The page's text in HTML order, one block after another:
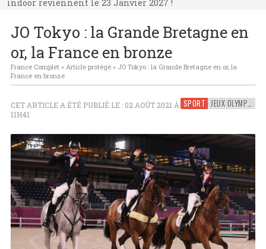
indoor reviennent le 23 Janvier 2027 !
indoor reviennent le 23 Janvier 2027 !
JO Tokyo : la Grande Bretagne en
or, la France en bronze
France Complet» Article protégé» JO Tokyo : la Grande Bretagne en or, la
France en bronze
SPORT JEUX OLYMPIQUES
CET ARTICLE A ÉTÉ PUBLIÉ LE : 02 AOÛT 2021 À
11H41